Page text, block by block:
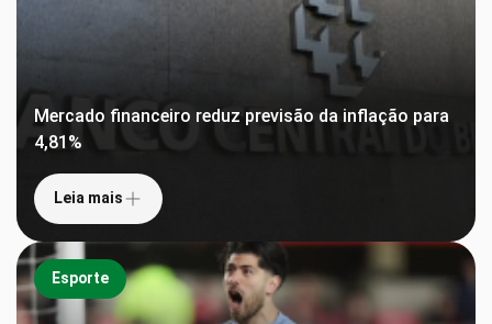
Mercado financeiro reduz previsão da inflação para
4,81%
Leia mais
Esporte